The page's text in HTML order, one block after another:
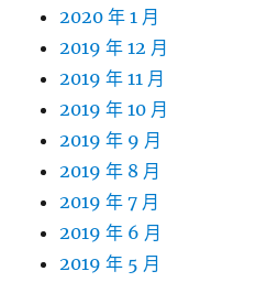
2020 年 1 月
2019 年 12 月
2019 年 11 月
2019 年 10 月
2019 年 9 月
2019 年 8 月
2019 年 7 月
2019 年 6 月
2019 年 5 月